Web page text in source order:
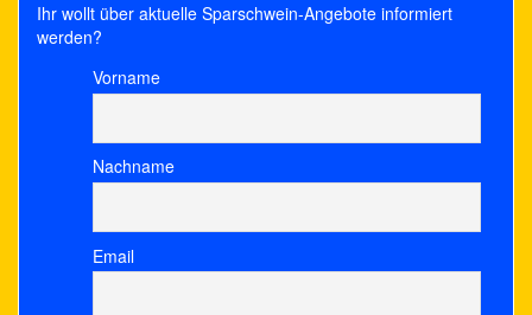
Ihr wollt über aktuelle Sparschwein-Angebote informiert
werden?
Vorname
Nachname
Email